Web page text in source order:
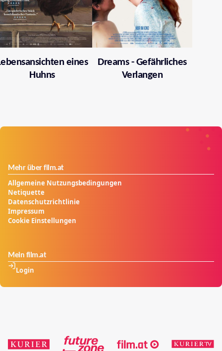
eines
Huhns
Dreams - Gefährliches
Verlangen
Mehr über film.at
Allgemeine Nutzungsbedingungen
Netiquette
Datenschutzrichtlinie
Impressum
Cookie Einstellungen
Mein film.at
Login